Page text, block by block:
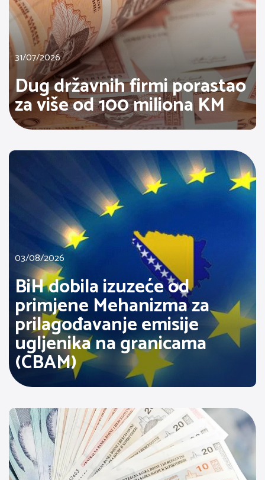
31/07/2026
Dug državnih firmi porastao
za više od 100 miliona KM
03/08/2026
BiH dobila izuzeće od
primjene Mehanizma za
prilagođavanje emisije
ugljenika na granicama
(CBAM)